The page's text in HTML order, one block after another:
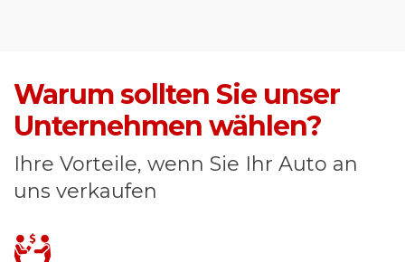
Warum sollten Sie unser
Unternehmen wählen?
Ihre Vorteile, wenn Sie Ihr Auto an
uns verkaufen